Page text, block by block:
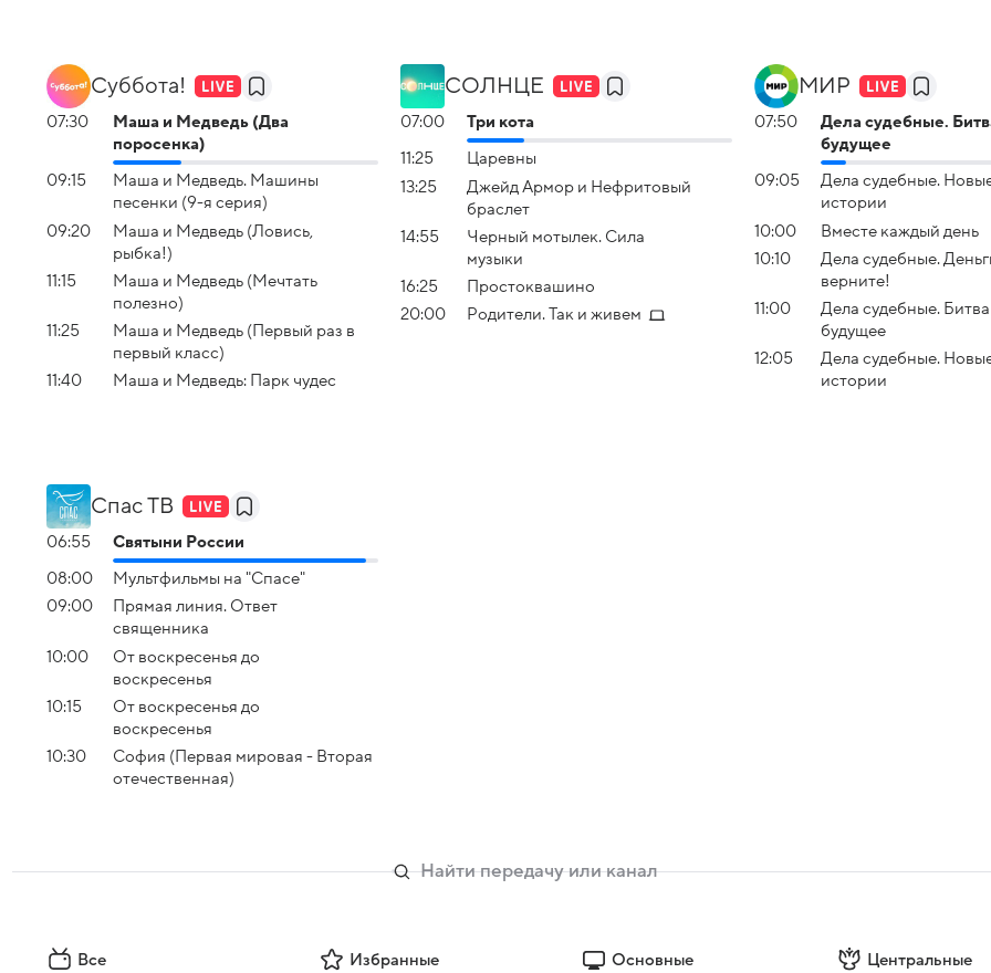
Суббота!
07:30
Маша и Медведь (Два
поросенка)
09:15
Маша и Медведь. Машины
песенки (9-я серия)
09:20
Маша и Медведь (Ловись,
рыбка!)
11:15
Маша и Медведь (Мечтать
полезно)
11:25
Маша и Медведь (Первый раз в
первый класс)
11:40
Маша и Медведь: Парк чудес
СОЛНЦЕ
07:00 Три кота
11:25
Царевны
13:25
Джейд Армор и Нефритовый
браслет
14:55
Черный мотылек. Сила
музыки
16:25
Простоквашино
20:00
Родители. Так и живем
МИР
07:50
Дела судебные.
будущее
09:05
Дела судебные.
истории
10:00
Вместе каждый день
10:10
Дела судебные.
верните!
11:00
Дела судебные. Битва
будущее
12:05
Дела судебные.
истории
Спас ТВ
06:55 Святыни России
08:00
Мультфильмы на "Спасе"
09:00
Прямая линия. Ответ
священника
10:00
От воскресенья до
воскресенья
10:15
От воскресенья до
воскресенья
10:30
София (Первая мировая - Вторая
отечественная)
Все Избранные Основные Центральные